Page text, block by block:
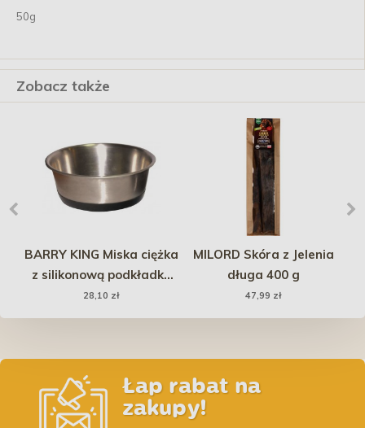
50g
Zobacz także
BARRY KING Miska ciężka
z silikonową podkładką
1,8L
28,10 zł
MILORD Skóra z Jelenia
długa 400 g
47,99 zł
Łap rabat na
zakupy!